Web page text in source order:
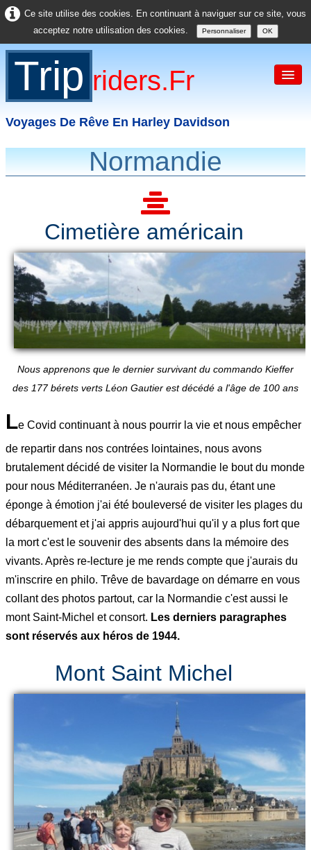
Ce site utilise des cookies. En continuant à naviguer sur ce site, vous
acceptez notre utilisation des cookies.
Personnaliser OK
Trip Riders.fr
Voyages De Rêve En Harley Davidson
Asie
Divers
Normandie
Cimetière américain
Nous apprenons que le dernier survivant du commando Kieffer
des 177 bérets verts Léon Gautier est décédé a l'âge de 100 ans
Le Covid continuant à nous pourrir la vie et nous empêcher
de repartir dans nos contrées lointaines, nous avons
brutalement décidé de visiter la Normandie le bout du monde
pour nous Méditerranéen. Je n'aurais pas du, étant une
éponge à émotion j'ai été bouleversé de visiter les plages du
débarquement et j'ai appris aujourd'hui qu'il y a plus fort que
la mort c'est le souvenir des absents dans la mémoire des
vivants. Après re-lecture je me rends compte que j'aurais du
m'inscrire en philo. Trêve de bavardage on démarre en vous
collant des photos partout, car la Normandie c'est aussi le
mont Saint-Michel et consort. Les derniers paragraphes
sont réservés aux héros de 1944.
Mont Saint Michel